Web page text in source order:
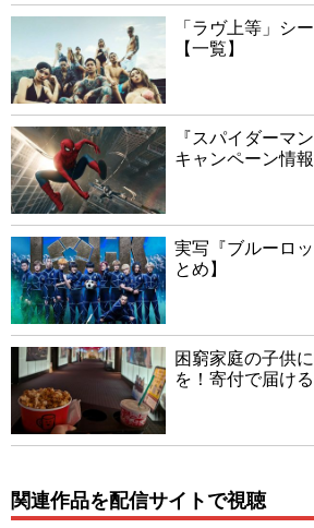
「ラヴ上等」シ
【一覧】
『スパイダーマ
キャンペーン情
実写『ブルーロ
とめ】
困窮家庭の子供
を！寄付で届け
関連作品を配信サイトで視聴